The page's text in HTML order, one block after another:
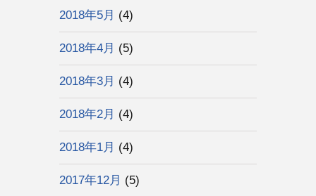
2018年5月 (4)
2018年4月 (5)
2018年3月 (4)
2018年2月 (4)
2018年1月 (4)
2017年12月 (5)